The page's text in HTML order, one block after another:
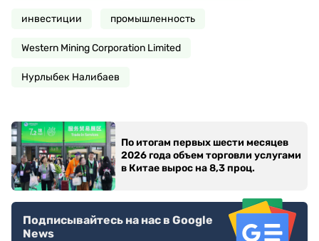
инвестиции промышленность
Western Mining Corporation Limited
Нурлыбек Налибаев
По итогам первых шести месяцев
2026 года объем торговли услугами
в Китае вырос на 8,3 проц.
Подписывайтесь на нас в Google
News